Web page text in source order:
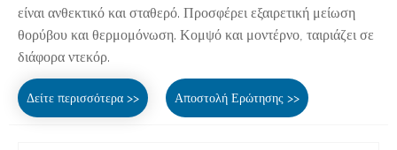
είναι ανθεκτικό και σταθερό. Προσφέρει εξαιρετική μείωση
θορύβου και θερμομόνωση. Κομψό και μοντέρνο, ταιριάζει σε
διάφορα ντεκόρ.
Δείτε περισσότερα >> Αποστολή Ερώτησης >>